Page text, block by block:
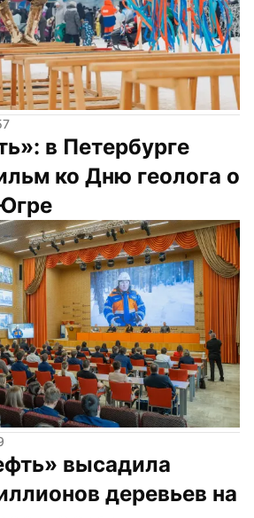
в Петербурге
ко Дню геолога о
высадила
деревьев на